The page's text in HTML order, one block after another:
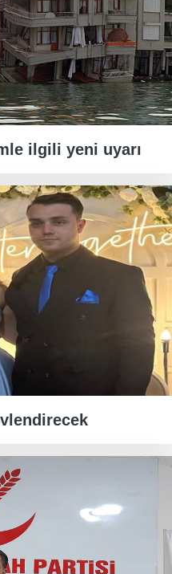
ilgili yeni uyarı